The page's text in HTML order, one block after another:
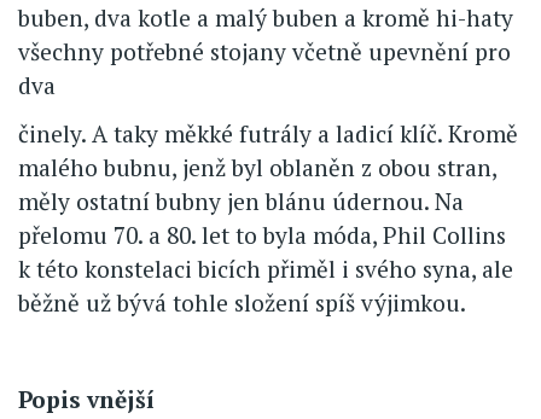
buben, dva kotle a malý buben a kromě hi-haty
všechny potřebné stojany včetně upevnění pro
dva
činely. A taky měkké futrály a ladicí klíč. Kromě
malého bubnu, jenž byl oblaněn z obou stran,
měly ostatní bubny jen blánu údernou. Na
přelomu 70. a 80. let to byla móda, Phil Collins
k této konstelaci bicích přiměl i svého syna, ale
běžně už bývá tohle složení spíš výjimkou.
Popis vnější